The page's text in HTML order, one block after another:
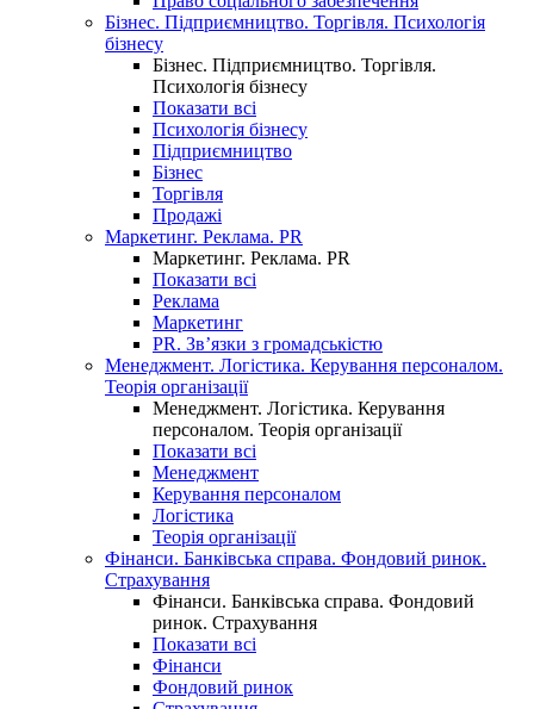
Бізнес. Підприємництво. Торгівля. Психологія
бізнесу
Бізнес. Підприємництво. Торгівля.
Психологія бізнесу
Показати всі
Психологія бізнесу
Підприємництво
Бізнес
Торгівля
Продажі
Маркетинг. Реклама. PR
Маркетинг. Реклама. PR
Показати всі
Реклама
Маркетинг
PR. Зв’язки з громадськістю
Менеджмент. Логістика. Керування персоналом.
Теорія організації
Менеджмент. Логістика. Керування
персоналом. Теорія організації
Показати всі
Менеджмент
Керування персоналом
Логістика
Теорія організації
Фінанси. Банківська справа. Фондовий ринок.
Страхування
Фінанси. Банківська справа. Фондовий
ринок. Страхування
Показати всі
Фінанси
Фондовий ринок